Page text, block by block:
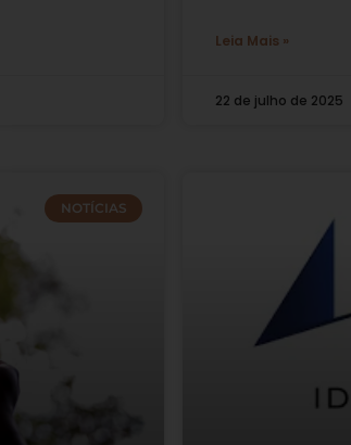
Leia Mais »
22 de julho de 2025
NOTÍCIAS